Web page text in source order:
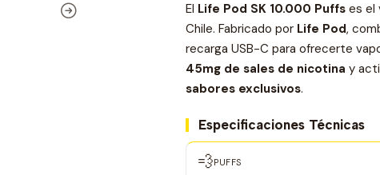
El Life Pod SK 10.000 Puffs es el
Chile. Fabricado por Life Pod,
recarga USB-C para ofrecerte
45mg de sales de nicotina y
sabores exclusivos.
Especificaciones Técnicas
💨PUFFS